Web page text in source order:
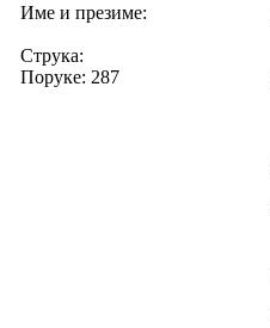
Име и презиме:
Струка:
Поруке: 287